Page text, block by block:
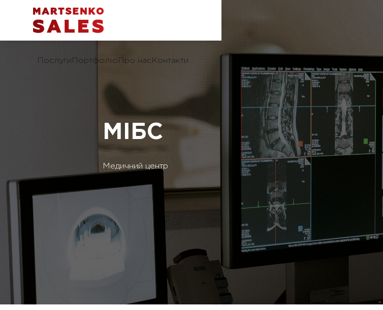
Послуги Портфоліо Про нас Контакти
МІБС
Медичний центр